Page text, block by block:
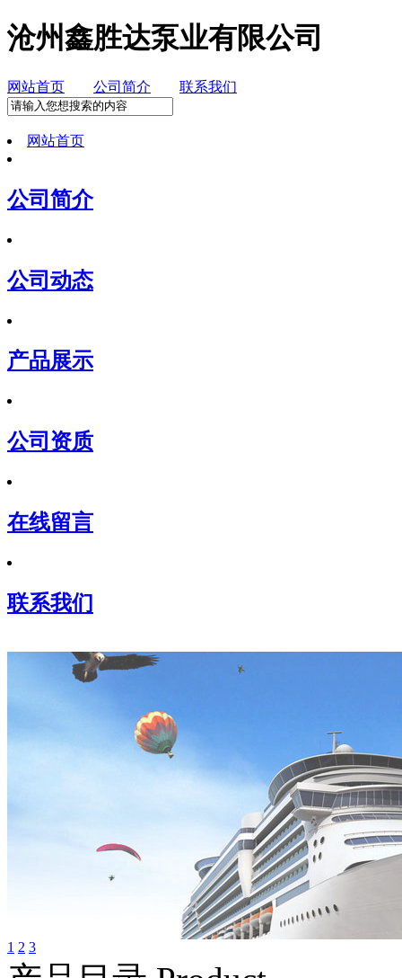
沧州鑫胜达泵业有限公司
网站首页 公司简介 联系我们
网站首页
公司简介
公司动态
产品展示
公司资质
在线留言
联系我们
1 2 3